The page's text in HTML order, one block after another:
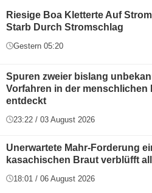
Riesige Boa Kletterte Auf
Starb Durch Stromschlag
Gestern 05:20
Spuren zweier bislang
Vorfahren in der menschlichen
entdeckt
23:22 / 03 August 2026
Unerwartete Mahr-Forderung
kasachischen Braut verblüfft
18:01 / 06 August 2026